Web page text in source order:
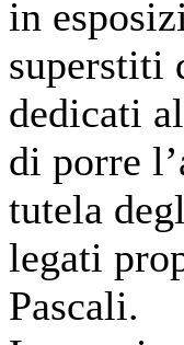
in
superstiti
dedicati
di porre
tutela
legati
Pascali.